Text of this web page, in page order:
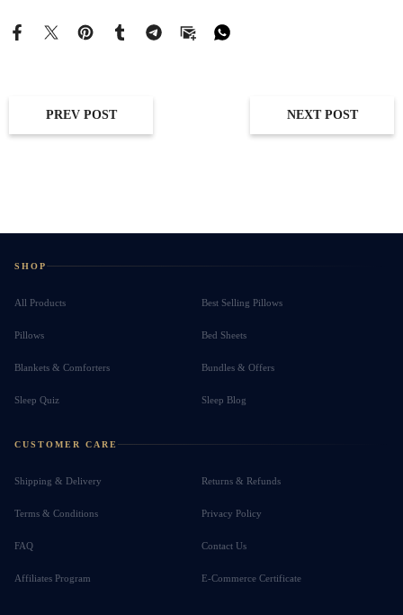
PREV POST NEXT POST
SHOP
All Products Best Selling Pillows
Pillows Bed Sheets
Blankets & Comforters Bundles & Offers
Sleep Quiz Sleep Blog
CUSTOMER CARE
Shipping & Delivery Returns & Refunds
Terms & Conditions Privacy Policy
FAQ Contact Us
Affiliates Program E-Commerce Certificate